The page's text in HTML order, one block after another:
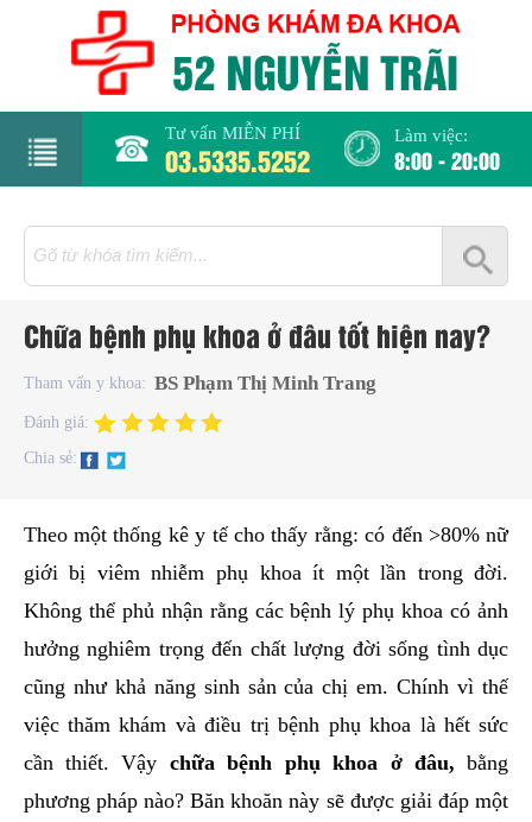
Tư vấn MIỄN PHÍ
03.5335.5252
Làm việc:
8:00 - 20:00
Chữa bệnh phụ khoa ở đâu tốt hiện nay?
Tham vấn y khoa: BS Phạm Thị Minh Trang
Đánh giá:
Chia sẻ:
Theo một thống kê y tế cho thấy rằng: có đến >80% nữ
giới bị viêm nhiễm phụ khoa ít một lần trong đời.
Không thể phủ nhận rằng các bệnh lý phụ khoa có ảnh
hưởng nghiêm trọng đến chất lượng đời sống tình dục
cũng như khả năng sinh sản của chị em. Chính vì thế
việc thăm khám và điều trị bệnh phụ khoa là hết sức
cần thiết. Vậy chữa bệnh phụ khoa ở đâu, bằng
phương pháp nào? Băn khoăn này sẽ được giải đáp một